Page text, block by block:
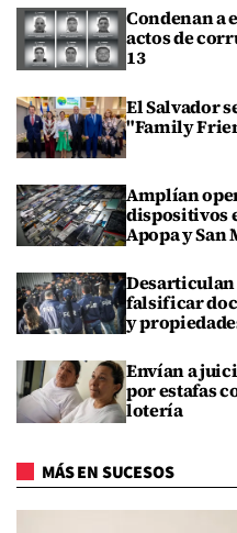
Condenan a
actos de
13
El Salvador
"Family
Amplían
dispositivos
Apopa y San
Desarticulan
falsificar
y
Envían a
por estafas
lotería
MÁS EN SUCESOS